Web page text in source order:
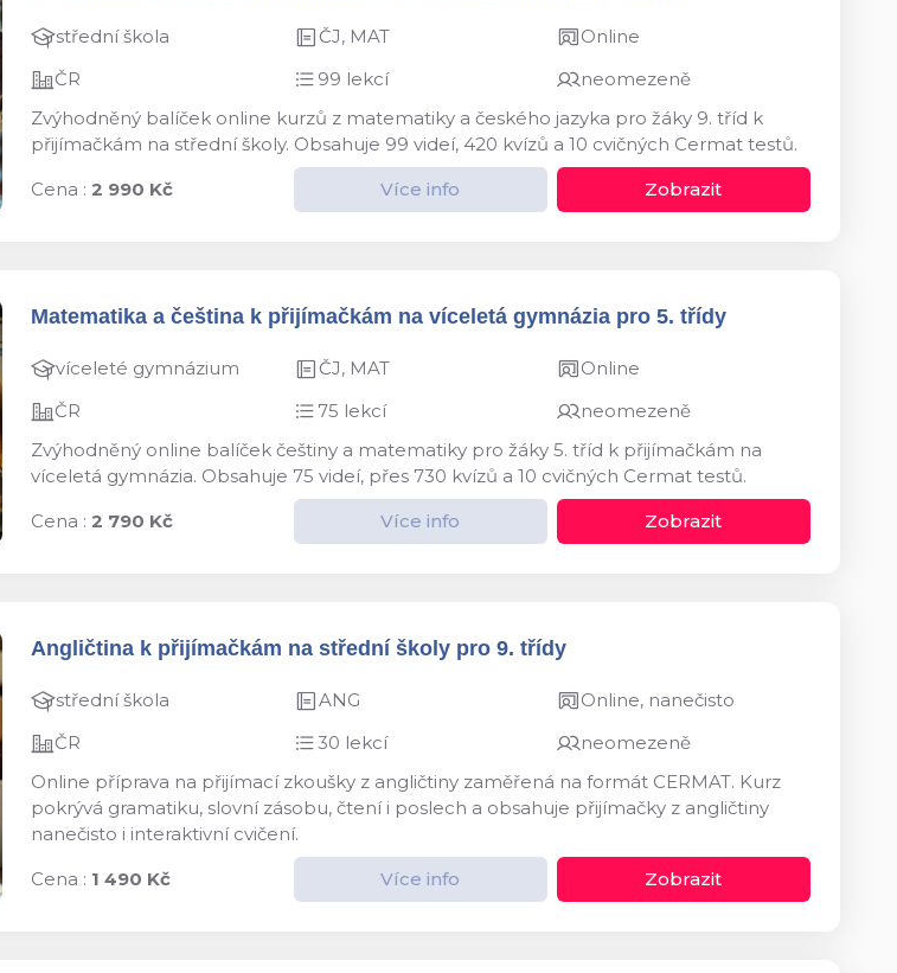
střední škola ČJ, MAT
Online
ČR
99 lekcí
neomezeně
Zvýhodněný balíček online kurzů z matematiky a českého jazyka pro žáky 9. tříd k
přijímačkám na střední školy. Obsahuje 99 videí, 420 kvízů a 10 cvičných Cermat testů.
Cena : 2 990 Kč Více info Zobrazit
Matematika a čeština k přijímačkám na víceletá gymnázia pro 5. třídy
víceleté gymnázium ČJ, MAT
Online
ČR
75 lekcí
neomezeně
Zvýhodněný online balíček češtiny a matematiky pro žáky 5. tříd k přijímačkám na
víceletá gymnázia. Obsahuje 75 videí, přes 730 kvízů a 10 cvičných Cermat testů.
Cena : 2 790 Kč Více info Zobrazit
Angličtina k přijímačkám na střední školy pro 9. třídy
střední škola ANG
Online, nanečisto
ČR
30 lekcí
neomezeně
Online příprava na přijímací zkoušky z angličtiny zaměřená na formát CERMAT. Kurz
pokrývá gramatiku, slovní zásobu, čtení i poslech a obsahuje přijímačky z angličtiny
nanečisto i interaktivní cvičení.
Cena : 1 490 Kč Více info Zobrazit